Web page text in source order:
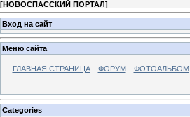
[НОВОСПАССКИЙ ПОРТАЛ]
Вход на сайт
Меню сайта
ГЛАВНАЯ СТРАНИЦА ФОРУМ ФОТОАЛЬБОМ
Categories